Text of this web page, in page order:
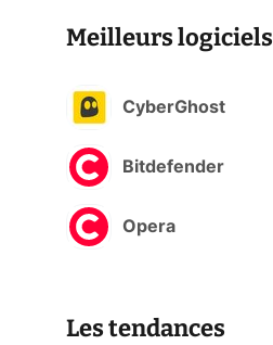
Meilleurs logiciels
CyberGhost
Bitdefender
Opera
Les tendances